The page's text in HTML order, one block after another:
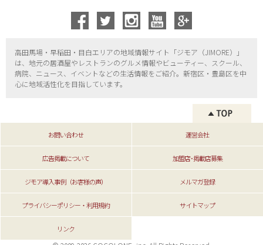
高田馬場・早稲田・目白エリアの地域情報サイト「ジモア（JIMORE）」
は、地元の居酒屋やレストランのグルメ情報やビューティー、
スクール、
病院、ニュース、イベントなどの生活情報をご紹介。新宿区・ 豊島区を中
心に地域活性化を目指しています。
お問い合わせ 運営会社
広告掲載について 加盟店･掲載店募集
ジモア導入事例（お客様の声） メルマガ登録
プライバシーポリシー・利用規約 サイトマップ
リンク